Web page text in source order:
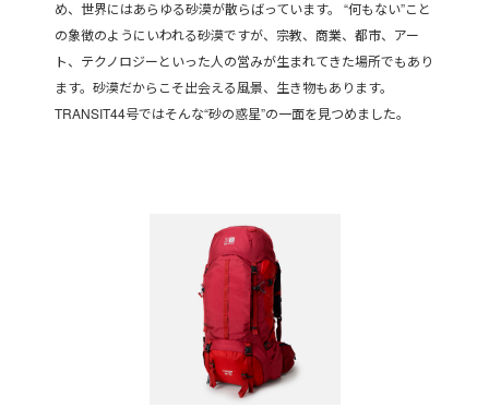
め、世界にはあらゆる砂漠が散らばっています。 “何もない”こと
の象徴のようにいわれる砂漠ですが、宗教、商業、都市、アー
ト、テクノロジーといった人の営みが生まれてきた場所でもあり
ます。砂漠だからこそ出会える風景、生き物もあります。
TRANSIT44号ではそんな“砂の惑星”の一面を見つめました。